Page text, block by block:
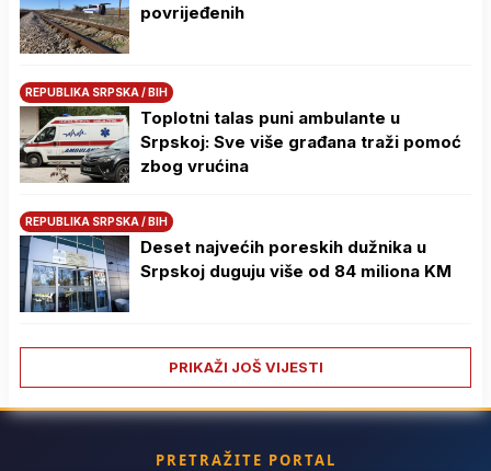
povrijeđenih
REPUBLIKA SRPSKA / BIH
Toplotni talas puni ambulante u
Srpskoj: Sve više građana traži pomoć
zbog vrućina
REPUBLIKA SRPSKA / BIH
Deset najvećih poreskih dužnika u
Srpskoj duguju više od 84 miliona KM
PRIKAŽI JOŠ VIJESTI
PRETRAŽITE PORTAL